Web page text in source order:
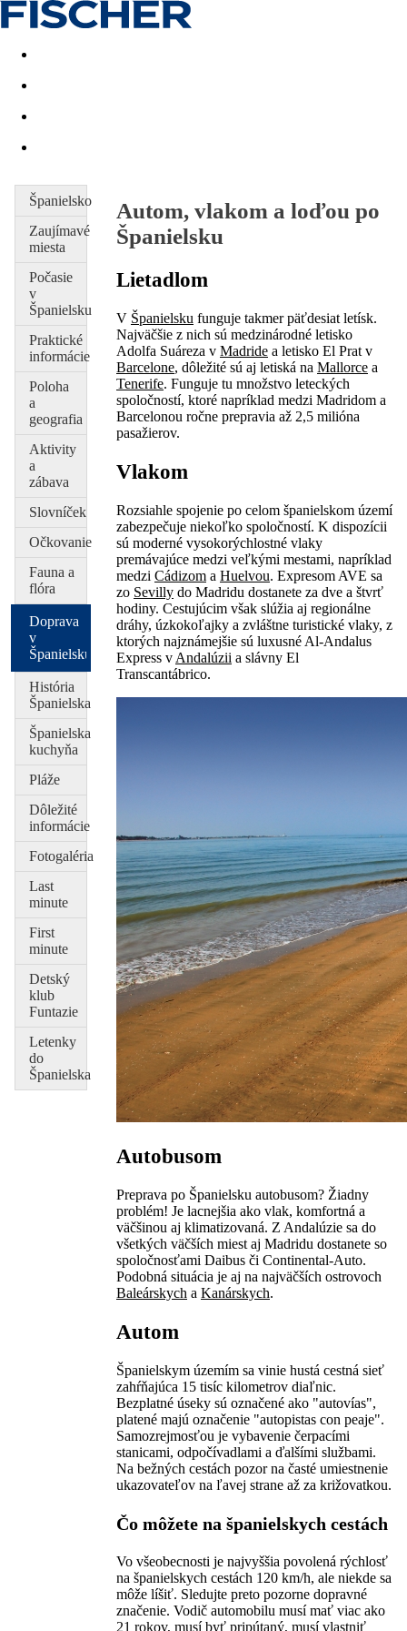
Last minute Dovolenkové kluby
Španielsko
Zaujímavé
miesta
Počasie
v
Španielsku
Praktické
informácie
Poloha
a
geografia
Aktivity
a
zábava
Slovníček
Očkovanie
Fauna a
flóra
Doprava
v
Španielsku
História
Španielska
Španielska
kuchyňa
Pláže
Dôležité
informácie
Fotogaléria
Last
minute
First
minute
Detský
klub
Funtazie
Letenky
do
Španielska
Autom, vlakom a loďou po
Španielsku
Lietadlom
V Španielsku funguje takmer päťdesiat letísk.
Najväčšie z nich sú medzinárodné letisko
Adolfa Suáreza v Madride a letisko El Prat v
Barcelone, dôležité sú aj letiská na Mallorce a
Tenerife. Funguje tu množstvo leteckých
spoločností, ktoré napríklad medzi Madridom a
Barcelonou ročne prepravia až 2,5 milióna
pasažierov.
Vlakom
Rozsiahle spojenie po celom španielskom území
zabezpečuje niekoľko spoločností. K dispozícii
sú moderné vysokorýchlostné vlaky
premávajúce medzi veľkými mestami, napríklad
medzi Cádizom a Huelvou. Expresom AVE sa
zo Sevilly do Madridu dostanete za dve a štvrť
hodiny. Cestujúcim však slúžia aj regionálne
dráhy, úzkokoľajky a zvláštne turistické vlaky, z
ktorých najznámejšie sú luxusné Al-Andalus
Express v Andalúzii a slávny El
Transcantábrico.
Autobusom
Preprava po Španielsku autobusom? Žiadny
problém! Je lacnejšia ako vlak, komfortná a
väčšinou aj klimatizovaná. Z Andalúzie sa do
všetkých väčších miest aj Madridu dostanete so
spoločnosťami Daibus či Continental-Auto.
Podobná situácia je aj na najväčších ostrovoch
Baleárskych a Kanárskych.
Autom
Španielskym územím sa vinie hustá cestná sieť
zahŕňajúca 15 tisíc kilometrov diaľnic.
Bezplatné úseky sú označené ako "autovías",
platené majú označenie "autopistas con peaje".
Samozrejmosťou je vybavenie čerpacími
stanicami, odpočívadlami a ďalšími službami.
Na bežných cestách pozor na časté umiestnenie
ukazovateľov na ľavej strane až za križovatkou.
Čo môžete na španielskych cestách
Vo všeobecnosti je najvyššia povolená rýchlosť
na španielskych cestách 120 km/h, ale niekde sa
môže líšiť. Sledujte preto pozorne dopravné
značenie. Vodič automobilu musí mať viac ako
21 rokov, musí byť pripútaný, musí vlastniť